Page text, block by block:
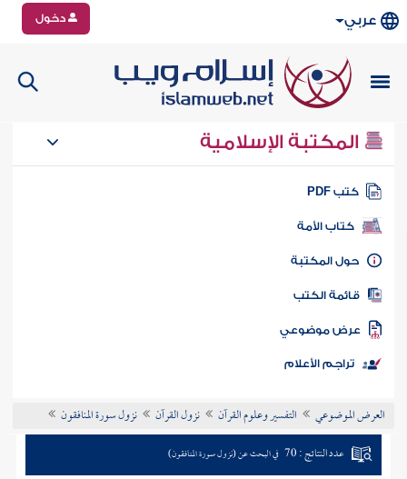
عربي دخول
المكتبة الإسلامية
كتب PDF
كتاب الأمة
المكتبة
الكتب
موضوعي
تراجم الأعلام
العرض الموضوعي التفسير وعلوم القرآن نزول القرآن نزول سورة المنافقون
عدد النتائج : 70 في البحث عن (نزول سورة المنافقون)